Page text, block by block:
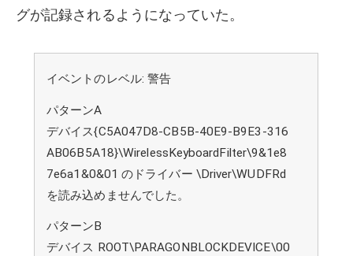
グが記録されるようになっていた。
イベントのレベル: 警告
パターンA
デバイス{C5A047D8-CB5B-40E9-B9E3-316
AB06B5A18}\WirelessKeyboardFilter\9&1e8
7e6a1&0&01 のドライバー \Driver\WUDFRd
を読み込めませんでした。
パターンB
デバイス ROOT\PARAGONBLOCKDEVICE\00